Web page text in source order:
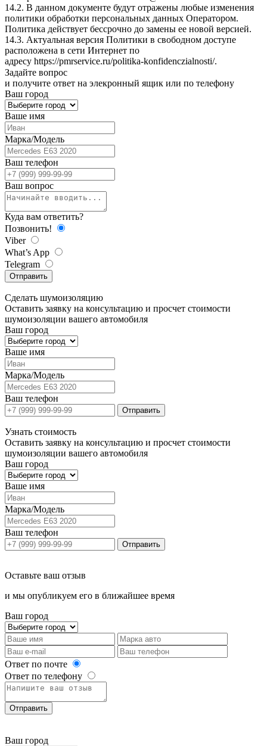
14.2. В данном документе будут отражены любые изменения
политики обработки персональных данных Оператором.
Политика действует бессрочно до замены ее новой версией.
14.3. Актуальная версия Политики в свободном доступе
расположена в сети Интернет по
адресу https://pmrservice.ru/politika-konfidenczialnosti/.
Задайте вопрос
и получите ответ на элекронный ящик или по телефону
Ваш город
Ваше имя
Марка/Модель
Ваш телефон
Ваш вопрос
Куда вам ответить?
Позвонить!
Viber
What’s App
Telegram
Отправить
Сделать шумоизоляцию
Оставить заявку на консультацию и просчет стоимости
шумоизоляции вашего автомобиля
Ваш город
Ваше имя
Марка/Модель
Ваш телефон
Отправить
Узнать стоимость
Оставить заявку на консультацию и просчет стоимости
шумоизоляции вашего автомобиля
Ваш город
Ваше имя
Марка/Модель
Ваш телефон
Отправить
Оставьте ваш отзыв
и мы опубликуем его в ближайшее время
Ваш город
Ответ по почте
Ответ по телефону
Отправить
Ваш город